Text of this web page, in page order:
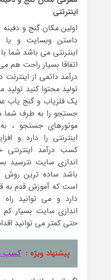
اینترنتی
اولین مکان گنج و
داستن وبسایت و یا
اینترنتی می باشد شما
اتفاقا بسیار راحت هم
درآمد دائمی از
تولید محتوا کنید
یک فلزیاب و گنج یاب
جستجو را به طرف شما
موتورهای جستجو ، به
اینترنتی را دارد و
کسب درآمد
اندازی سایت نترسید
باشد ساده ترین
است که آموزش قدم به
دارد و می توانید راه
اندازی سایت بسیار
حتی کمتر می توانید
پیشنهاد ویژه : کسب